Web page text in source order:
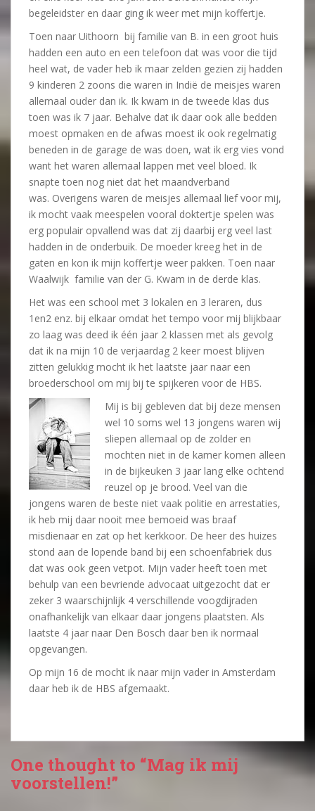
begeleidster en daar ging ik weer met mijn koffertje.
Toen naar Uithoorn bij familie van B. in een groot huis
hadden een auto en een telefoon dat was voor die tijd
heel wat, de vader heb ik maar zelden gezien zij hadden
9 kinderen 2 zoons die waren in Indië de meisjes waren
allemaal ouder dan ik. Ik kwam in de tweede klas dus
toen was ik 7 jaar. Behalve dat ik daar ook alle bedden
moest opmaken en de afwas moest ik ook regelmatig
beneden in de garage de was doen, wat ik erg vies vond
want het waren allemaal lappen met veel bloed. Ik
snapte toen nog niet dat het maandverband
was. Overigens waren de meisjes allemaal lief voor mij,
ik mocht vaak meespelen vooral doktertje spelen was
erg populair opvallend was dat zij daarbij erg veel last
hadden in de onderbuik. De moeder kreeg het in de
gaten en kon ik mijn koffertje weer pakken. Toen naar
Waalwijk familie van der G. Kwam in de derde klas.
Het was een school met 3 lokalen en 3 leraren, dus
1en2 enz. bij elkaar omdat het tempo voor mij blijkbaar
zo laag was deed ik één jaar 2 klassen met als gevolg
dat ik na mijn 10 de verjaardag 2 keer moest blijven
zitten gelukkig mocht ik het laatste jaar naar een
broederschool om mij bij te spijkeren voor de HBS.
Mij is bij gebleven dat bij deze mensen
wel 10 soms wel 13 jongens waren wij
sliepen allemaal op de zolder en
mochten niet in de kamer komen alleen
in de bijkeuken 3 jaar lang elke ochtend
reuzel op je brood. Veel van die
jongens waren de beste niet vaak politie en arrestaties,
ik heb mij daar nooit mee bemoeid was braaf
misdienaar en zat op het kerkkoor. De heer des huizes
stond aan de lopende band bij een schoenfabriek dus
dat was ook geen vetpot. Mijn vader heeft toen met
behulp van een bevriende advocaat uitgezocht dat er
zeker 3 waarschijnlijk 4 verschillende voogdijraden
onafhankelijk van elkaar daar jongens plaatsten. Als
laatste 4 jaar naar Den Bosch daar ben ik normaal
opgevangen.
Op mijn 16 de mocht ik naar mijn vader in Amsterdam
daar heb ik de HBS afgemaakt.
One thought to “Mag ik mij
voorstellen!”